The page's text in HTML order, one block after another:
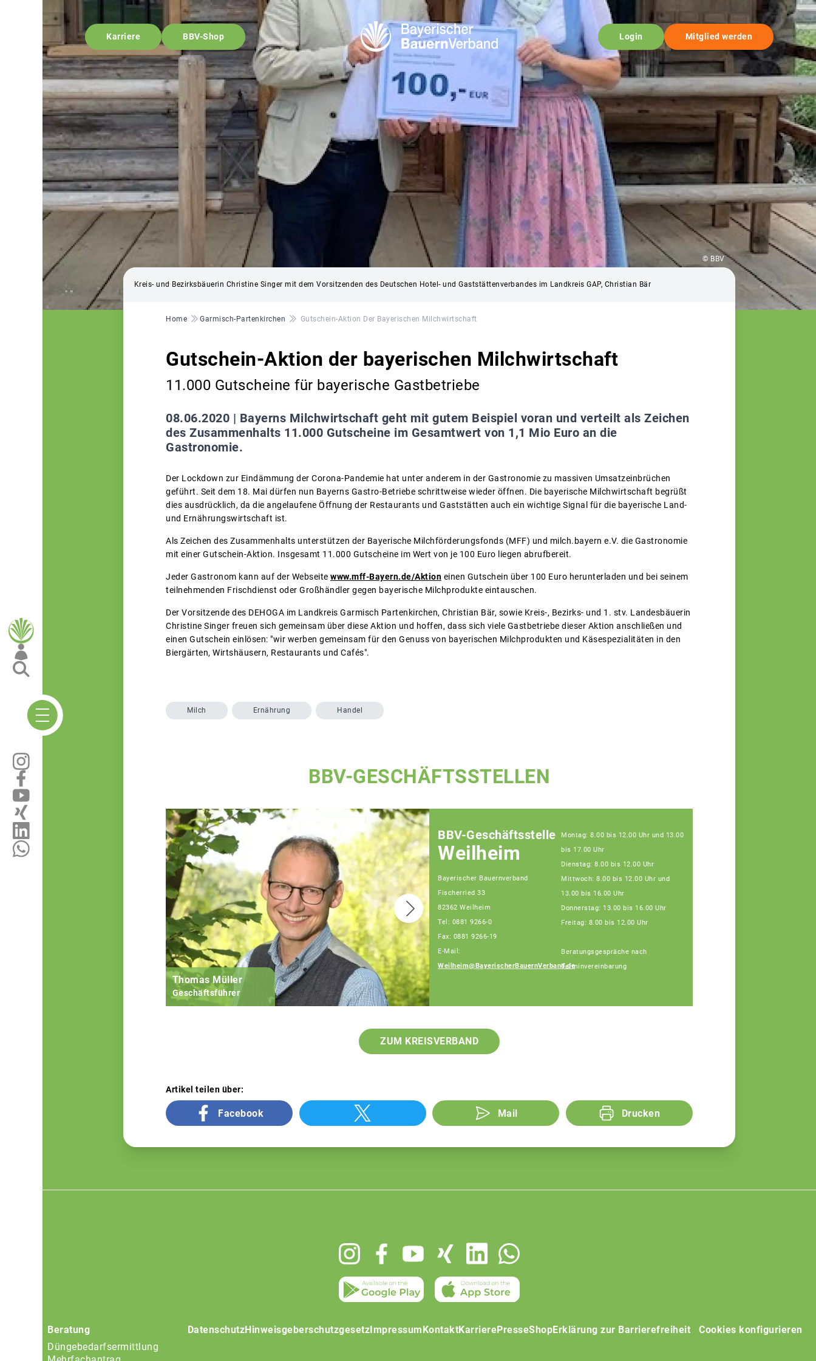
Karriere BBV-Shop Login Mitglied werden
© BBV
Kreis- und Bezirksbäuerin Christine Singer mit dem Vorsitzenden des Deutschen Hotel- und Gaststättenverbandes im Landkreis GAP, Christian Bär
Pfadnavigation
Home Garmisch-Partenkirchen Gutschein-Aktion Der Bayerischen Milchwirtschaft
Gutschein-Aktion der bayerischen Milchwirtschaft
11.000 Gutscheine für bayerische Gastbetriebe
08.06.2020 | Bayerns Milchwirtschaft geht mit gutem Beispiel voran und verteilt als Zeichen
des Zusammenhalts 11.000 Gutscheine im Gesamtwert von 1,1 Mio Euro an die
Gastronomie.
Der Lockdown zur Eindämmung der Corona-Pandemie hat unter anderem in der Gastronomie zu massiven Umsatzeinbrüchen
geführt. Seit dem 18. Mai dürfen nun Bayerns Gastro-Betriebe schrittweise wieder öffnen. Die bayerische Milchwirtschaft begrüßt
dies ausdrücklich, da die angelaufene Öffnung der Restaurants und Gaststätten auch ein wichtige Signal für die bayerische Land-
und Ernährungswirtschaft ist.
Als Zeichen des Zusammenhalts unterstützen der Bayerische Milchförderungsfonds (MFF) und milch.bayern e.V. die Gastronomie
mit einer Gutschein-Aktion. Insgesamt 11.000 Gutscheine im Wert von je 100 Euro liegen abrufbereit.
Jeder Gastronom kann auf der Webseite www.mff-Bayern.de/Aktion einen Gutschein über 100 Euro herunterladen und bei seinem
teilnehmenden Frischdienst oder Großhändler gegen bayerische Milchprodukte eintauschen.
Der Vorsitzende des DEHOGA im Landkreis Garmisch Partenkirchen, Christian Bär, sowie Kreis-, Bezirks- und 1. stv. Landesbäuerin
Christine Singer freuen sich gemeinsam über diese Aktion und hoffen, dass sich viele Gastbetriebe dieser Aktion anschließen und
einen Gutschein einlösen: "wir werben gemeinsam für den Genuss von bayerischen Milchprodukten und Käsespezialitäten in den
Biergärten, Wirtshäusern, Restaurants und Cafés".
Milch Ernährung Handel
BBV-GESCHÄFTSSTELLEN
Thomas Müller
Geschäftsführer
BBV-Geschäftsstelle
Weilheim
Bayerischer Bauernverband
Fischerried 33
82362 Weilheim
Tel: 0881 9266-0
Fax: 0881 9266-19
E-Mail:
Weilheim@BayerischerBauernVerband.de
Montag: 8.00 bis 12.00 Uhr und 13.00
bis 17.00 Uhr
Dienstag: 8.00 bis 12.00 Uhr
Mittwoch: 8.00 bis 12.00 Uhr und
13.00 bis 16.00 Uhr
Donnerstag: 13.00 bis 16.00 Uhr
Freitag: 8.00 bis 12.00 Uhr
Beratungsgespräche nach
Terminvereinbarung
ZUM KREISVERBAND
Artikel teilen über:
Facebook Mail Drucken
Beratung
Düngebedarfsermittlung
DatenschutzHinweisgeberschutzgesetz Impressum KontaktKarrierePresseShopErklärung zur Barrierefreiheit Cookies konfigurieren